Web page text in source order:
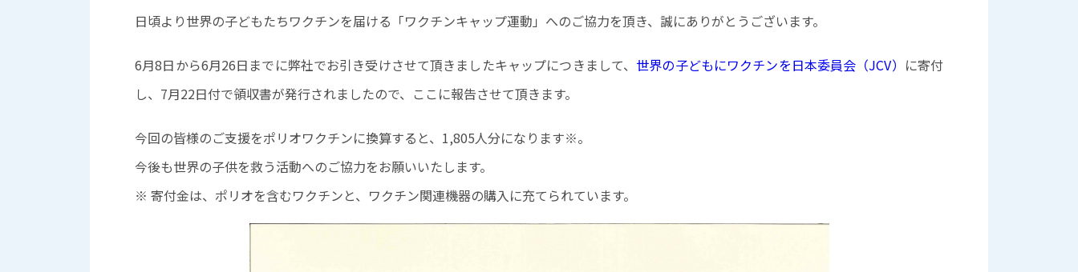
日頃より世界の子どもたちワクチンを届ける「ワクチンキャップ運動」へのご協力を頂き、誠にありがとうございます。
6月8日から6月26日までに弊社でお引き受けさせて頂きましたキャップにつきまして、 世界の子どもにワクチンを日本委員会（JCV） に寄付
し、7月22日付で領収書が発行されましたので、ここに報告させて頂きます。
今回の皆様のご支援をポリオワクチンに換算すると、1,805人分になります※。
今後も世界の子供を救う活動へのご協力をお願いいたします。
※ 寄付金は、ポリオを含むワクチンと、ワクチン関連機器の購入に充てられています。